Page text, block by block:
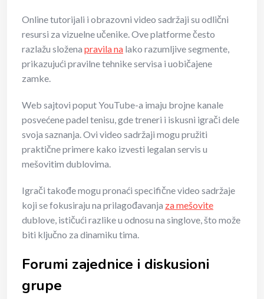
Online tutorijali i obrazovni video sadržaji su odlični
resursi za vizuelne učenike. Ove platforme često
razlažu složena pravila na lako razumljive segmente,
prikazujući pravilne tehnike servisa i uobičajene
zamke.
Web sajtovi poput YouTube-a imaju brojne kanale
posvećene padel tenisu, gde treneri i iskusni igrači dele
svoja saznanja. Ovi video sadržaji mogu pružiti
praktične primere kako izvesti legalan servis u
mešovitim dublovima.
Igrači takođe mogu pronaći specifične video sadržaje
koji se fokusiraju na prilagođavanja za mešovite
dublove, ističući razlike u odnosu na singlove, što može
biti ključno za dinamiku tima.
Forumi zajednice i diskusioni
grupe